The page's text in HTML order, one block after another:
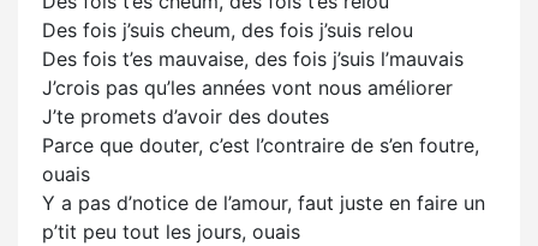
Des fois j’suis cheum, des fois j’suis relou
Des fois t’es mauvaise, des fois j’suis l’mauvais
J’crois pas qu’les années vont nous améliorer
J’te promets d’avoir des doutes
Parce que douter, c’est l’contraire de s’en foutre,
ouais
Y a pas d’notice de l’amour, faut juste en faire un
p’tit peu tout les jours, ouais